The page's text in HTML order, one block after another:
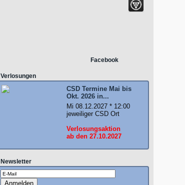
Facebook
Verlosungen
CSD Termine Mai bis
Okt. 2026 in...
Mi 08.12.2027 * 12:00
jeweiliger CSD Ort
Verlosungsaktion
ab den 27.10.2027
Newsletter